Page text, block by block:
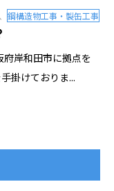
、 鋼構造物工事・製缶工事
府岸和田市に拠点を
掛けておりま...